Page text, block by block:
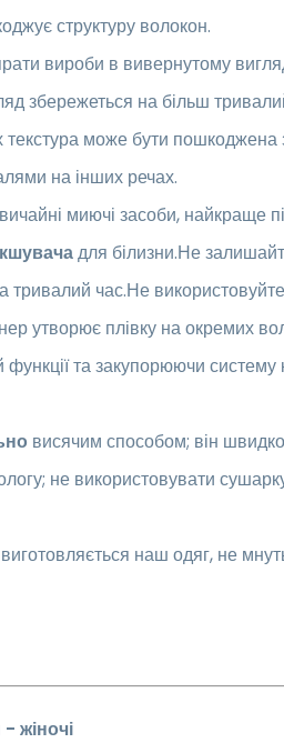
структуру волокон.
вироби в вивернутому
збережеться на більш
текстура може бути
на інших речах.
миючі засоби, найкраще
для білизни.Не
тривалий час.Не
утворює плівку на окремих
функції та закупорюючи систему
висячим способом; він
не використовувати
наш одяг, не
жіночі